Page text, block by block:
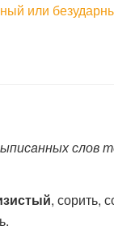
или
слов
, сорить,